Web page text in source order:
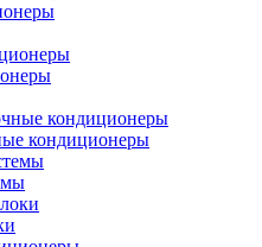
кондиционеры